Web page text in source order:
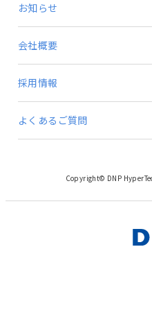
お知らせ
会社概要
採用情報
よくあるご質問
Copyright© DNP